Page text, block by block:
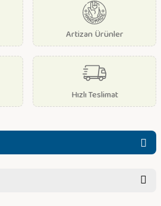
Artizan Ürünler
Hızlı Teslimat